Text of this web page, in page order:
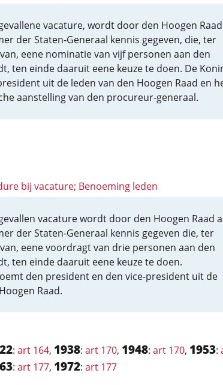
vacature, wordt door den Hoogen
der Staten-Generaal kennis gegeven, die, ter
eene nominatie van vijf personen aan den
ten einde daaruit eene keuze te doen. De
uit de leden van den Hoogen Raad en
aanstelling van den procureur-generaal.
bij vacature; Benoeming leden
vacature wordt door den Hoogen Raad
der Staten-Generaal kennis gegeven die, ter
eene voordragt van drie personen aan den
ten einde daaruit eene keuze te doen.
den president en den vice-president uit de
Raad.
: art 164, 1938: art 170, 1948: art 170, 1953:
: art 177, 1972: art 177